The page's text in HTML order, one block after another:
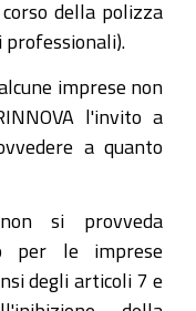
della polizza
imprese non
l'invito a
a quanto
si provveda
per le imprese
degli articoli 7 e